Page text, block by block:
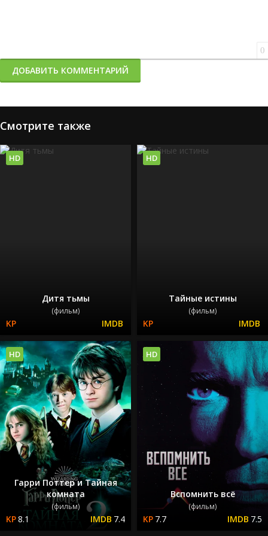
0
ДОБАВИТЬ КОММЕНТАРИЙ
Смотрите также
Дитя тьмы
(фильм)
HD
Тайные истины
(фильм)
HD
Гарри Поттер и Тайная
комната
(фильм)
8.1 7.4
HD
Вспомнить всё
(фильм)
7.7 7.5
HD